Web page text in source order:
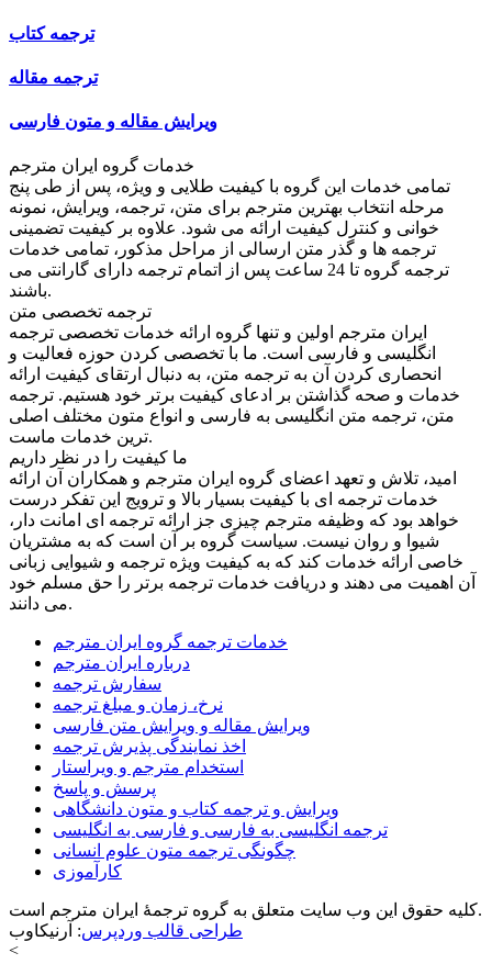
ترجمه کتاب
ترجمه مقاله
ویرایش مقاله و متون فارسی
خدمات گروه ایران مترجم
تمامی خدمات این گروه با کیفیت طلایی و ویژه، پس از طی پنج
مرحله انتخاب بهترین مترجم برای متن، ترجمه، ویرایش، نمونه
خوانی و کنترل کیفیت ارائه می شود. علاوه بر کیفیت تضمینی
ترجمه ها و گذر متن ارسالی از مراحل مذکور، تمامی خدمات
ترجمه گروه تا 24 ساعت پس از اتمام ترجمه دارای گارانتی می
باشند.
ترجمه تخصصی متن
ایران مترجم اولین و تنها گروه ارائه خدمات تخصصی ترجمه
انگلیسی و فارسی است. ما با تخصصی کردن حوزه فعالیت و
انحصاری کردن آن به ترجمه متن، به دنبال ارتقای کیفیت ارائه
خدمات و صحه گذاشتن بر ادعای کیفیت برتر خود هستیم. ترجمه
متن، ترجمه متن انگلیسی به فارسی و انواع متون مختلف اصلی
ترین خدمات ماست.
ما کیفیت را در نظر داریم
امید، تلاش و تعهد اعضای گروه ایران مترجم و همکاران آن ارائه
خدمات ترجمه ای با کیفیت بسیار بالا و ترویج این تفکر درست
خواهد بود که وظیفه مترجم چیزی جز ارائه ترجمه ای امانت دار،
شیوا و روان نیست. سیاست گروه بر آن است که به مشتریان
خاصی ارائه خدمات کند که به کیفیت ویژه ترجمه و شیوایی زبانی
آن اهمیت می دهند و دریافت خدمات ترجمه برتر را حق مسلم خود
می دانند.
خدمات ترجمه گروه ایران مترجم
درباره ایران مترجم
سفارش ترجمه
نرخ، زمان و مبلغ ترجمه
ویرایش مقاله و ویرایش متن فارسی
اخذ نمایندگی پذیرش ترجمه
استخدام مترجم و ویراستار
پرسش و پاسخ
ویرایش و ترجمه کتاب و متون دانشگاهی
ترجمه انگلیسی به فارسی و فارسی به انگلیسی
چگونگی ترجمه متون علوم انسانی
کارآموزی
کلیه حقوق این وب سایت متعلق به گروه ترجمۀ ایران مترجم است.
طراحی قالب وردپرس: آرنیکاوب
<